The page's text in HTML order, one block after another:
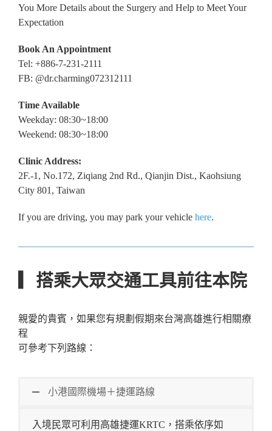
You More Details about the Surgery and Help to Meet Your
Expectation
Book An Appointment
Tel: +886-7-231-2111
FB: @dr.charming072312111
Time Available
Weekday: 08:30~18:00
Weekend: 08:30~18:00
Clinic Address:
2F.-1, No.172, Ziqiang 2nd Rd., Qianjin Dist., Kaohsiung
City 801, Taiwan
If you are driving, you may park your vehicle here.
▎搭乘大眾交通工具前往本院
親愛的貴賓，如果您有規劃假期來台灣高雄進行相關療
程
可參考下列路線：
小港國際機場＋捷運路線
入境民眾可利用高雄捷運KRTC，搭乘依序如